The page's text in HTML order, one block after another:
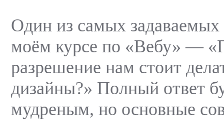
Один из самых задаваемых
моём курсе по «Вебу» —
разрешение нам стоит
дизайны?» Полный ответ
мудреным, но основные